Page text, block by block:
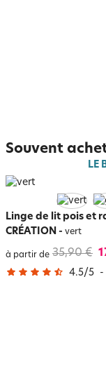
Souvent
LE
Linge de lit pois et
CRÉATION - vert
à partir de 35,90 €
4.5/5 -